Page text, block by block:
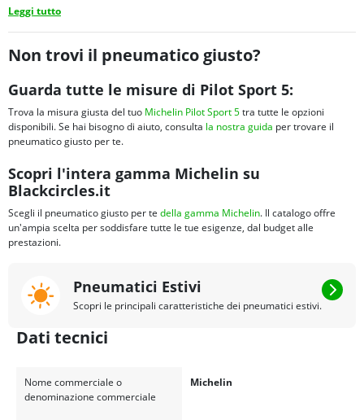
Leggi tutto
Non trovi il pneumatico giusto?
Guarda tutte le misure di Pilot Sport 5:
Trova la misura giusta del tuo Michelin Pilot Sport 5tra tutte le opzioni
disponibili. Se hai bisogno di aiuto, consulta la nostra guida per trovare il
pneumatico giusto per te.
Scopri l'intera gamma Michelin su
Blackcircles.it
Scegli il pneumatico giusto per te della gamma Michelin. Il catalogo offre
un'ampia scelta per soddisfare tutte le tue esigenze, dal budget alle
prestazioni.
Pneumatici Estivi
Scopri le principali caratteristiche dei pneumatici estivi.
Dati tecnici
Nome commerciale o
denominazione commerciale
Michelin